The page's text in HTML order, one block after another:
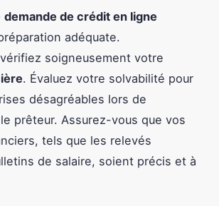
demande de crédit en ligne
adéquate.
soigneusement votre
. Évaluez votre solvabilité pour
désagréables lors de
le prêteur. Assurez-vous que vos
tels que les relevés
de salaire, soient précis et à